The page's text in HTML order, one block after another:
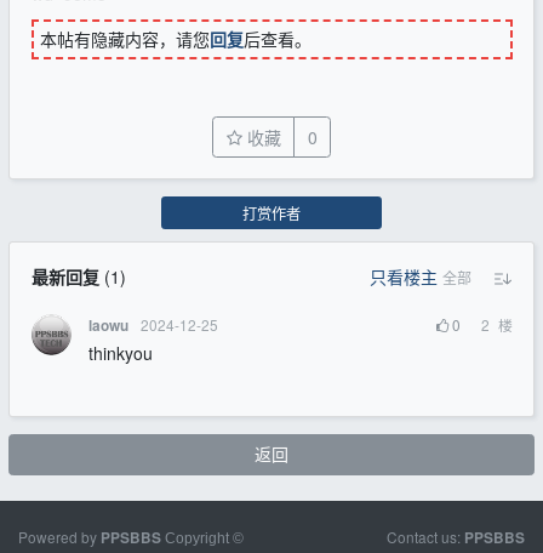
本帖有隐藏内容，请您回复后查看。
收藏 0
打赏作者
最新回复(1) 只看楼主 全部
laowu 2024-12-25 0 2 楼
thinkyou
返回
Powered by PPSBBS Copyright © Contact us: PPSBBS